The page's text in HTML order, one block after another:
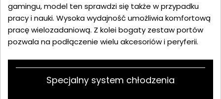
gamingu, model ten sprawdzi się także w przypadku
pracy i nauki. Wysoka wydajność umożliwia komfortową
pracę wielozadaniową. Z kolei bogaty zestaw portów
pozwala na podłączenie wielu akcesoriów i peryferii.
Specjalny system chłodzenia